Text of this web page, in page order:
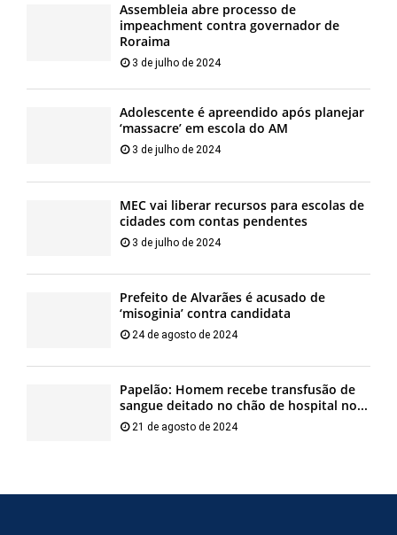
Assembleia abre processo de
impeachment contra governador de
Roraima
3 de julho de 2024
Adolescente é apreendido após planejar
‘massacre’ em escola do AM
3 de julho de 2024
MEC vai liberar recursos para escolas de
cidades com contas pendentes
3 de julho de 2024
Prefeito de Alvarães é acusado de
‘misoginia’ contra candidata
24 de agosto de 2024
Papelão: Homem recebe transfusão de
sangue deitado no chão de hospital no...
21 de agosto de 2024